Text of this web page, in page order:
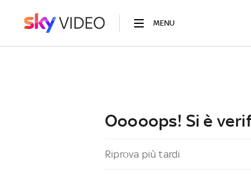
MENU
Ooooops! Si è
Riprova più tardi